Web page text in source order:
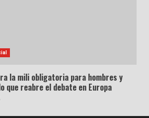
la mili obligatoria para hombres y
que reabre el debate en Europa